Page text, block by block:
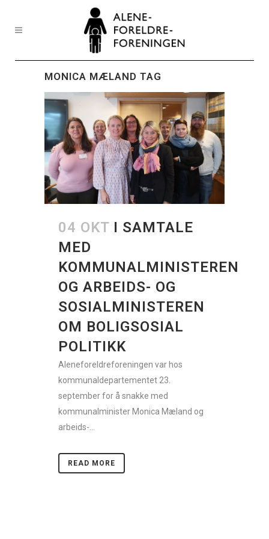
MONICA MÆLAND TAG
04 OKT I SAMTALE
MED
KOMMUNALMINISTEREN
OG ARBEIDS- OG
SOSIALMINISTEREN
OM BOLIGSOSIAL
POLITIKK
Aleneforeldreforeningen var hos
kommunaldepartementet 23.
september for å snakke med
kommunalminister Monica Mæland og
arbeids-...
READ MORE